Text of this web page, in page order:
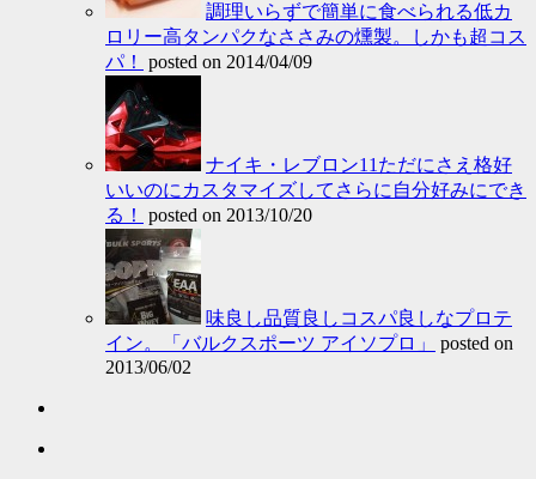
調理いらずで簡単に食べられる低カ
ロリー高タンパクなささみの燻製。しかも超コス
パ！
posted on 2014/04/09
ナイキ・レブロン11ただにさえ格好
いいのにカスタマイズしてさらに自分好みにでき
る！
posted on 2013/10/20
味良し品質良しコスパ良しなプロテ
イン。「バルクスポーツ アイソプロ」
posted on
2013/06/02